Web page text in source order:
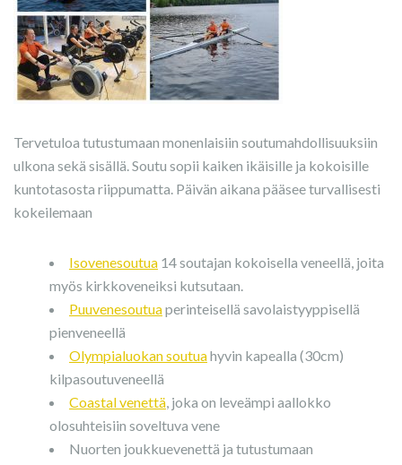
Tervetuloa tutustumaan monenlaisiin soutumahdollisuuksiin
ulkona sekä sisällä. Soutu sopii kaiken ikäisille ja kokoisille
kuntotasosta riippumatta. Päivän aikana pääsee turvallisesti
kokeilemaan
Isovenesoutua 14 soutajan kokoisella veneellä, joita
myös kirkkoveneiksi kutsutaan.
Puuvenesoutuaperinteisellä savolaistyyppisellä
pienveneellä
Olympialuokan soutuahyvin kapealla (30cm)
kilpasoutuveneellä
Coastal venettä, joka on leveämpi aallokko
olosuhteisiin soveltuva vene
Nuorten joukkuevenettä ja tutustumaan